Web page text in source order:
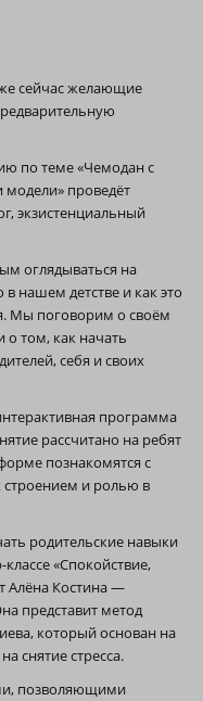
сейчас желающие
по теме «Чемодан с
модели» проведёт
экзистенциальный
оглядываться на
нашем детстве и как это
Мы поговорим о своём
том, как начать
себя и своих
программа
рассчитано на ребят
познакомятся с
строением и ролью в
родительские навыки
«Спокойствие,
Алёна Костина —
представит метод
который основан на
снятие стресса.
позволяющими